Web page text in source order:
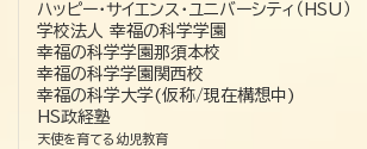
ハッピー・サイエンス・ユニバーシティ（HSU）
学校法人 幸福の科学学園
幸福の科学学園那須本校
幸福の科学学園関西校
幸福の科学大学(仮称/現在構想中)
HS政経塾
天使を育てる幼児教育